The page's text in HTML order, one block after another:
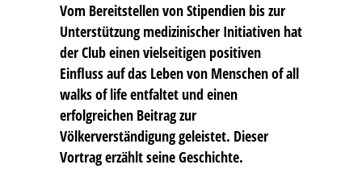
Vom Bereitstellen von Stipendien bis zur
Unterstützung medizinischer Initiativen hat
der Club einen vielseitigen positiven
Einfluss auf das Leben von Menschen of all
walks of life entfaltet und einen
erfolgreichen Beitrag zur
Völkerverständigung geleistet. Dieser
Vortrag erzählt seine Geschichte.